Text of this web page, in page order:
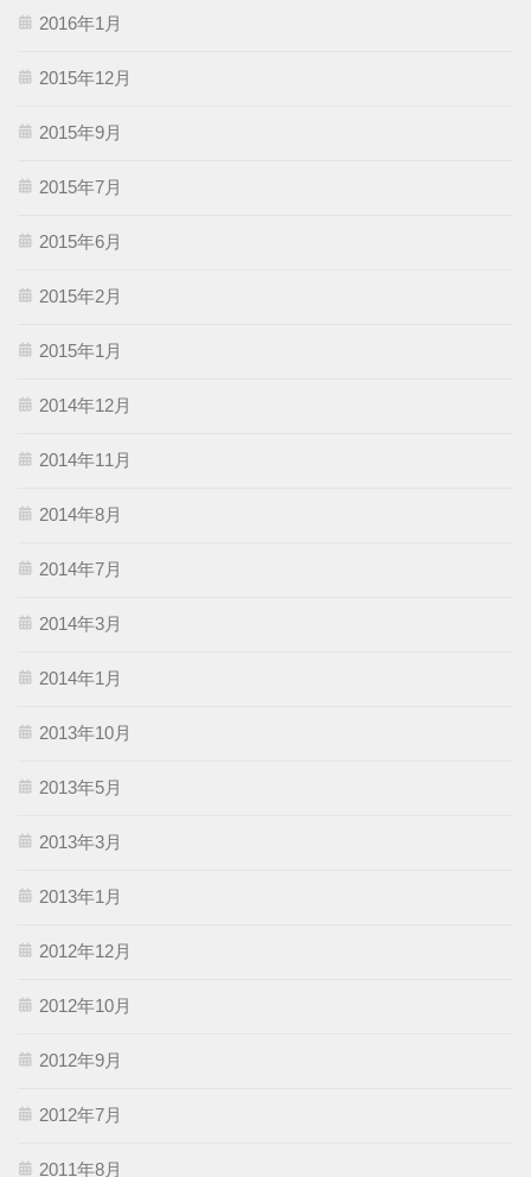
2016年1月
2015年12月
2015年9月
2015年7月
2015年6月
2015年2月
2015年1月
2014年12月
2014年11月
2014年8月
2014年7月
2014年3月
2014年1月
2013年10月
2013年5月
2013年3月
2013年1月
2012年12月
2012年10月
2012年9月
2012年7月
2011年8月